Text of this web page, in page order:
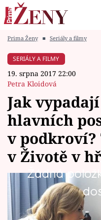
Módní alarm
Témata
Celebrity
Vztahy
Seriály
Prima Ženy ■ Seriály a filmy
SERIÁLY A FILMY
19. srpna 2017 22:00
Petra Kloidová
Jak
hlavních
v podkroví?
v Životě v
Žádná
Druhé volné
předlohy Květiny v
LOVE tuto neděli.